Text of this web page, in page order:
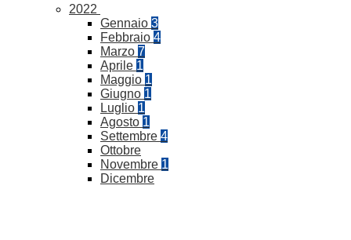
2022
Gennaio 3
Febbraio 4
Marzo 7
Aprile 1
Maggio 1
Giugno 1
Luglio 1
Agosto 1
Settembre 4
Ottobre
Novembre 1
Dicembre